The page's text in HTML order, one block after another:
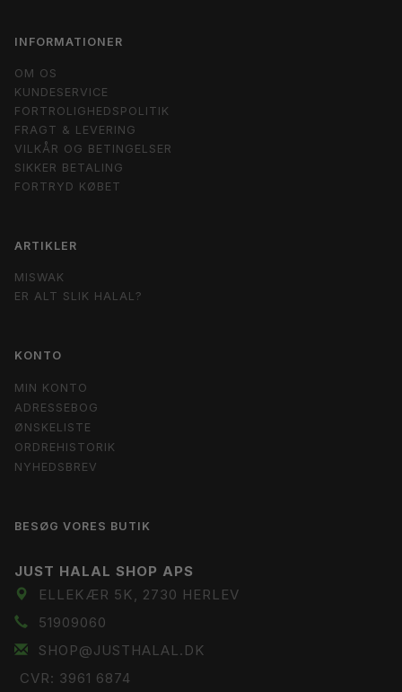
INFORMATIONER
OM OS
KUNDESERVICE
FORTROLIGHEDSPOLITIK
FRAGT & LEVERING
VILKÅR OG BETINGELSER
SIKKER BETALING
FORTRYD KØBET
ARTIKLER
MISWAK
ER ALT SLIK HALAL?
KONTO
MIN KONTO
ADRESSEBOG
ØNSKELISTE
ORDREHISTORIK
NYHEDSBREV
BESØG VORES BUTIK
JUST HALAL SHOP APS
ELLEKÆR 5K, 2730 HERLEV
51909060
SHOP@JUSTHALAL.DK
CVR: 3961 6874